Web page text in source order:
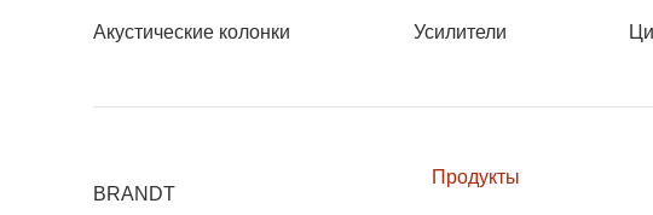
Акустические колонки Усилители
BRANDT
Продукты